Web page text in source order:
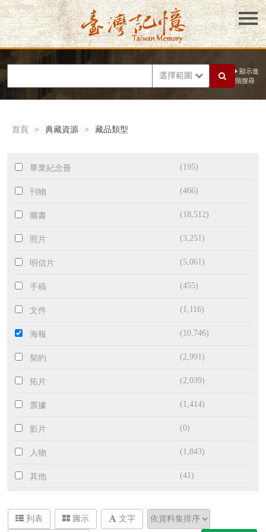
選擇範圍
顯示進
階搜尋
首頁 > 典藏資源 > 藏品類型
畢業紀念冊 (195)
刊物 (466)
圖書 (18,512)
照片 (3,251)
明信片 (5,061)
手稿 (455)
文件 (1,116)
海報 (10,746)
契約 (2,991)
拓片 (2,039)
票據 (1,414)
影片 (0)
人物 (1,843)
其他 (41)
列表 圖示 文字